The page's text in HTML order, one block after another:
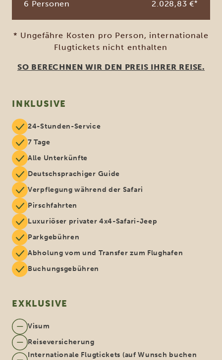
6 Personen 2.028,83 €*
* Ungefähre Kosten pro Person, internationale
Flugtickets nicht enthalten
SO BERECHNEN WIR DEN PREIS IHRER REISE.
INKLUSIVE
24-Stunden-Service
7 Tage
Alle Unterkünfte
Deutschsprachiger Guide
Verpflegung während der Safari
Pirschfahrten
Luxuriöser privater 4x4-Safari-Jeep
Parkgebühren
Abholung vom und Transfer zum Flughafen
Buchungsgebühren
EXKLUSIVE
Visum
Reiseversicherung
Internationale Flugtickets (auf Wunsch buchen